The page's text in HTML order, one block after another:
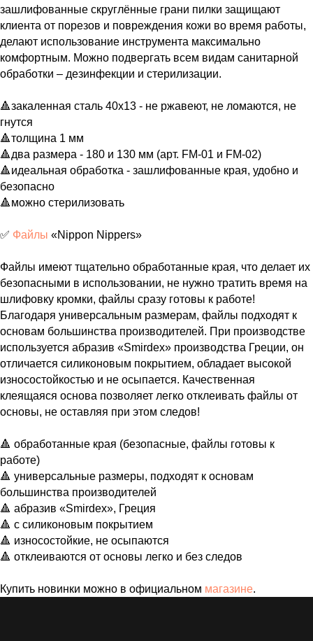
зашлифованные скруглённые грани пилки защищают
клиента от порезов и повреждения кожи во время работы,
делают использование инструмента максимально
комфортным. Можно подвергать всем видам санитарной
обработки – дезинфекции и стерилизации.
🔺закаленная сталь 40х13 - не ржавеют, не ломаются, не
гнутся
🔺толщина 1 мм
🔺два размера - 180 и 130 мм (арт. FM-01 и FM-02)
🔺идеальная обработка - зашлифованные края, удобно и
безопасно
🔺можно стерилизовать
✅ Файлы «Nippon Nippers»
Файлы имеют тщательно обработанные края, что делает их
безопасными в использовании, не нужно тратить время на
шлифовку кромки, файлы сразу готовы к работе!
Благодаря универсальным размерам, файлы подходят к
основам большинства производителей. При производстве
используется абразив «Smirdex» производства Греции, он
отличается силиконовым покрытием, обладает высокой
износостойкостью и не осыпается. Качественная
клеящаяся основа позволяет легко отклеивать файлы от
основы, не оставляя при этом следов!
🔺 обработанные края (безопасные, файлы готовы к
работе)
🔺 универсальные размеры, подходят к основам
большинства производителей
🔺 абразив «Smirdex», Греция
🔺 с силиконовым покрытием
🔺 износостойкие, не осыпаются
🔺 отклеиваются от основы легко и без следов
Купить новинки можно в официальном магазине.